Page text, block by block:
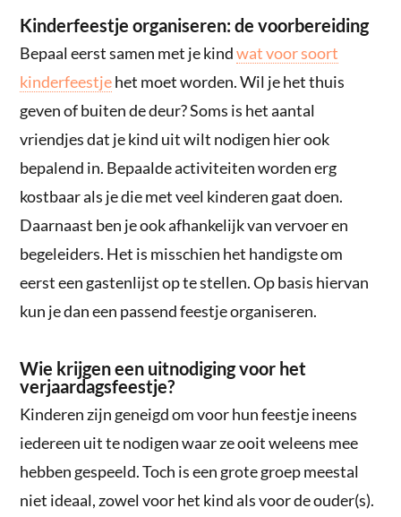
Kinderfeestje organiseren: de voorbereiding
Bepaal eerst samen met je kindwat voor soort
kinderfeestjehet moet worden. Wil je het thuis
geven of buiten de deur? Soms is het aantal
vriendjes dat je kind uit wilt nodigen hier ook
bepalend in. Bepaalde activiteiten worden erg
kostbaar als je die met veel kinderen gaat doen.
Daarnaast ben je ook afhankelijk van vervoer en
begeleiders. Het is misschien het handigste om
eerst een gastenlijst op te stellen. Op basis hiervan
kun je dan een passend feestje organiseren.
Wie krijgen een uitnodiging voor het
verjaardagsfeestje?
Kinderen zijn geneigd om voor hun feestje ineens
iedereen uit te nodigen waar ze ooit weleens mee
hebben gespeeld. Toch is een grote groep meestal
niet ideaal, zowel voor het kind als voor de ouder(s).